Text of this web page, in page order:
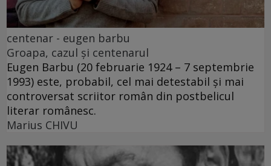
centenar - eugen barbu
Groapa, cazul și centenarul
Eugen Barbu (20 februarie 1924 – 7 septembrie
1993) este, probabil, cel mai detestabil și mai
controversat scriitor român din postbelicul
literar românesc.
Marius CHIVU